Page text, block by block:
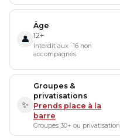
👤
Âge
12+
Interdit aux -16 non
accompagnés
✨
Groupes &
privatisations
Prends place à la
barre
Groupes 30+ ou privatisation